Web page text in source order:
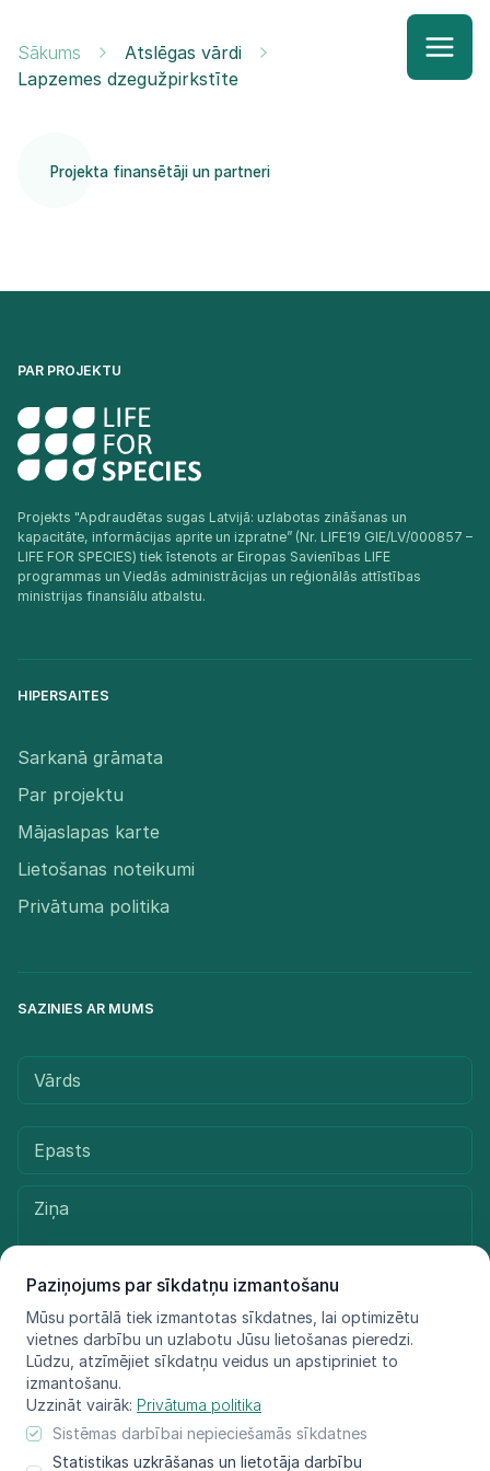
Paziņojums par sīkdatņu izmantošanu
Mūsu portālā tiek izmantotas sīkdatnes, lai optimizētu
vietnes darbību un uzlabotu Jūsu lietošanas pieredzi.
Lūdzu, atzīmējiet sīkdatņu veidus un apstipriniet to
izmantošanu.
Uzzināt vairāk: Privātuma politika
Sistēmas darbībai nepieciešamās sīkdatnes
Statistikas uzkrāšanas un lietotāja darbību
Sākums
Atslēgas vārdi
Lapzemes dzegužpirkstīte
Projekta finansētāji un partneri
PAR PROJEKTU
Projekts "Apdraudētas sugas Latvijā: uzlabotas zināšanas un
kapacitāte, informācijas aprite un izpratne” (Nr. LIFE19 GIE/LV/000857 –
LIFE FOR SPECIES) tiek īstenots ar Eiropas Savienības LIFE
programmas un Viedās administrācijas un reģionālās attīstības
ministrijas finansiālu atbalstu.​
HIPERSAITES
Sarkanā grāmata
Par projektu
Mājaslapas karte
Lietošanas noteikumi
Privātuma politika
SAZINIES AR MUMS
Sūtīt ziņu
© LIFE FOR SPECIES, 2021 - 2025
Informācija atspoguļo tikai projekta LIFE FOR SPECIES īstenotāju